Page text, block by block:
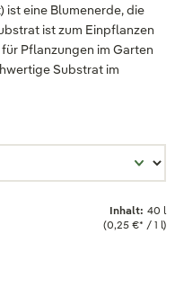
eine Blumenerde, die
ist zum Einpflanzen
Pflanzungen im Garten
Substrat im
Inhalt: 40 l
(0,25 €* / 1 l)